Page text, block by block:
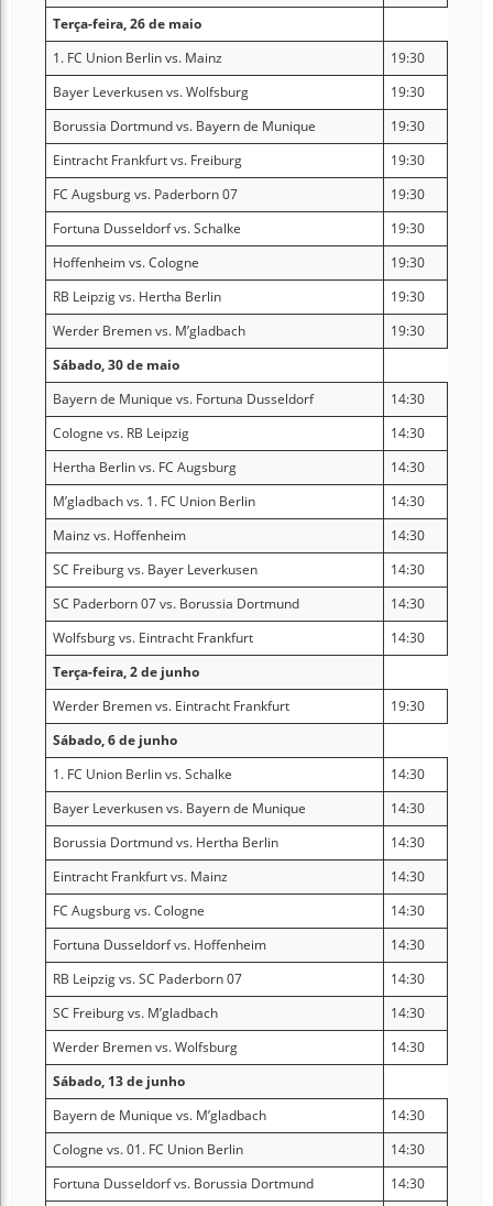
Terça-feira, 26 de maio
1. FC Union Berlin vs. Mainz
19:30
Bayer Leverkusen vs. Wolfsburg
19:30
Borussia Dortmund vs. Bayern de Munique
19:30
Eintracht Frankfurt vs. Freiburg
19:30
FC Augsburg vs. Paderborn 07
19:30
Fortuna Dusseldorf vs. Schalke
19:30
Hoffenheim vs. Cologne
19:30
RB Leipzig vs. Hertha Berlin
19:30
Werder Bremen vs. M’gladbach
19:30
Sábado, 30 de maio
Bayern de Munique vs. Fortuna Dusseldorf
14:30
Cologne vs. RB Leipzig
14:30
Hertha Berlin vs. FC Augsburg
14:30
M’gladbach vs. 1. FC Union Berlin
14:30
Mainz vs. Hoffenheim
14:30
SC Freiburg vs. Bayer Leverkusen
14:30
SC Paderborn 07 vs. Borussia Dortmund
14:30
Wolfsburg vs. Eintracht Frankfurt
14:30
Terça-feira, 2 de junho
Werder Bremen vs. Eintracht Frankfurt
19:30
Sábado, 6 de junho
1. FC Union Berlin vs. Schalke
14:30
Bayer Leverkusen vs. Bayern de Munique
14:30
Borussia Dortmund vs. Hertha Berlin
14:30
Eintracht Frankfurt vs. Mainz
14:30
FC Augsburg vs. Cologne
14:30
Fortuna Dusseldorf vs. Hoffenheim
14:30
RB Leipzig vs. SC Paderborn 07
14:30
SC Freiburg vs. M’gladbach
14:30
Werder Bremen vs. Wolfsburg
14:30
Sábado, 13 de junho
Bayern de Munique vs. M’gladbach
14:30
Cologne vs. 01. FC Union Berlin
14:30
Fortuna Dusseldorf vs. Borussia Dortmund
14:30